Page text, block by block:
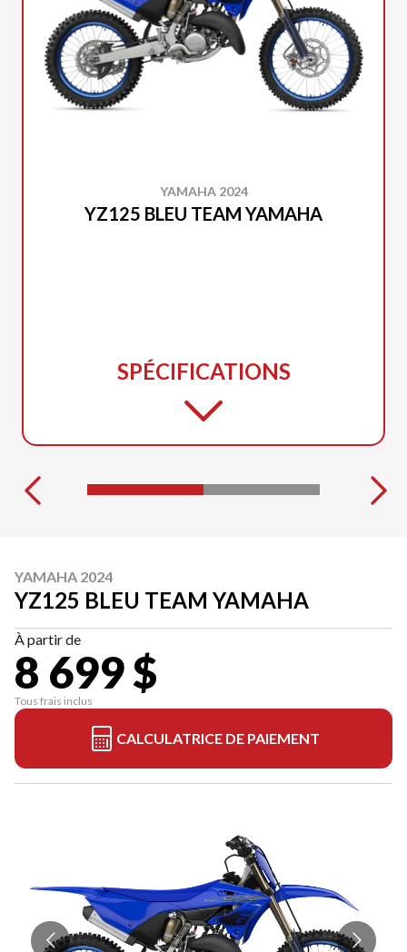
YAMAHA 2024
YZ125 BLEU TEAM YAMAHA
SPÉCIFICATIONS
YAMAHA 2024
YZ125 BLEU TEAM YAMAHA
À partir de
8 699 $
Tous frais inclus
CALCULATRICE DE PAIEMENT